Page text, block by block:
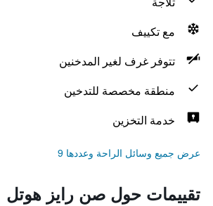
مع تكييف
تتوفر غرف لغير المدخنين
منطقة مخصصة للتدخين
خدمة التخزين
عرض جميع وسائل الراحة وعددها 9
تقييمات حول صن رايز هوتل